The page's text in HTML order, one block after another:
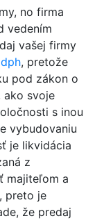
no firma
vedením
vašej firmy
, pretože
pod zákon o
ako svoje
s inou
vybudovaniu
je likvidácia
z
majiteľom a
preto je
že predaj